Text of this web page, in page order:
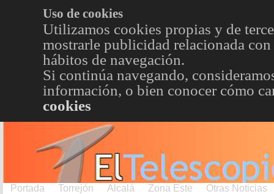
Uso de cookies
Utilizamos cookies propias y de
mostrarle publicidad relacionada
hábitos de navegación.
Si continúa navegando,
información, o bien conocer cómo
cookies
Portada Torrejón Alcalá Zona Este Otras Noticias